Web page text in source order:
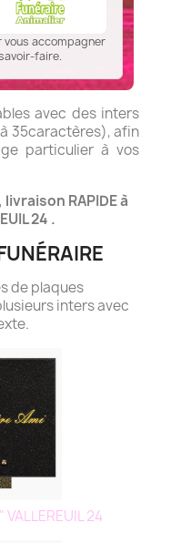
vous accompagner
faire.
avec des inters
35caractères), afin
particulier à vos
RAPIDE à
24 .
de plaques
inters avec
24